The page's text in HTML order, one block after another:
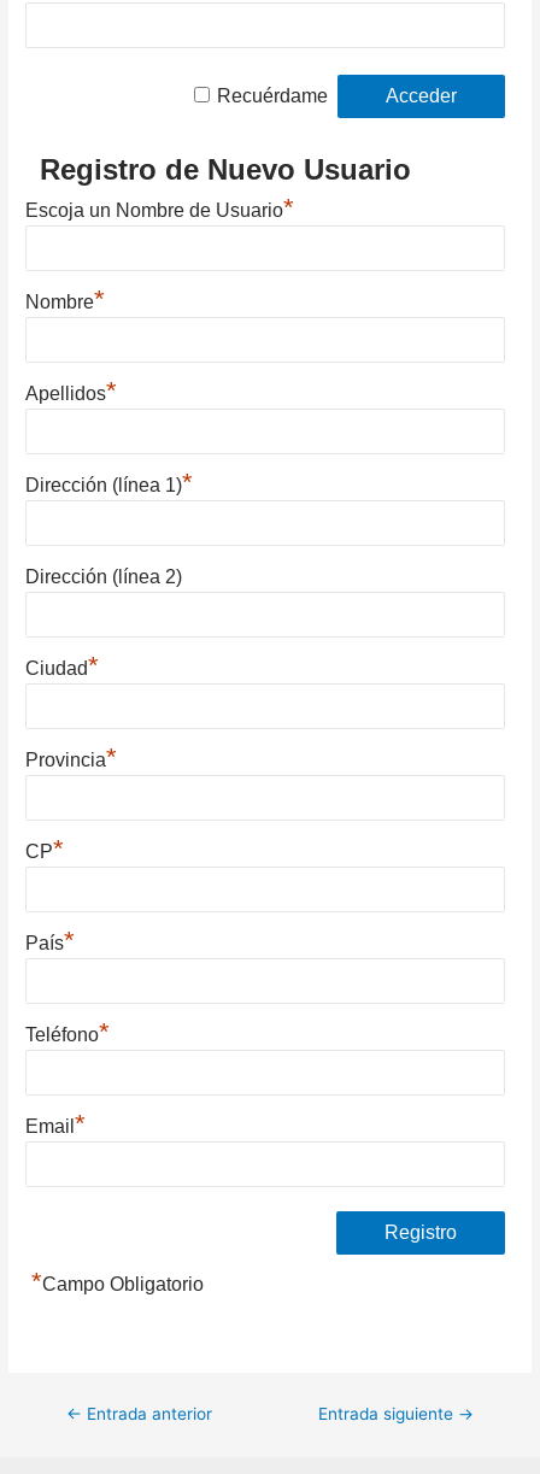
Recuérdame
Registro de Nuevo Usuario
Escoja un Nombre de Usuario*
Nombre*
Apellidos*
Dirección (línea 1)*
Dirección (línea 2)
Ciudad*
Provincia*
CP*
País*
Teléfono*
Email*
*Campo Obligatorio
Navegación
← Entrada anterior Entrada siguiente →